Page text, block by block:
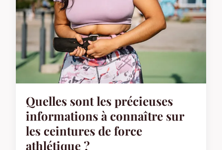
Quelles sont les précieuses
informations à connaître sur
les ceintures de force
athlétique ?